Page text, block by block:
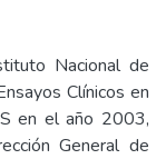
Nacional de
Clínicos en
en el año 2003,
General de